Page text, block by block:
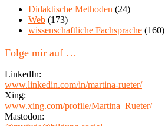
Didaktische Methoden (24)
Web (173)
wissenschaftliche Fachsprache (160)
Folge mir auf …
LinkedIn:
www.linkedin.com/in/martina-rueter/
Xing:
www.xing.com/profile/Martina_Rueter/
Mastodon: